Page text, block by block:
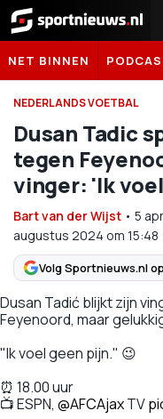
Sportnieuws.nl
NET BINNEN
NEDERLANDS VOETBAL
Dusan Tadic
tegen
vinger: 'Ik
Bart van der Wijst • 5
augustus 2024 om 15:48
Volg Sportnieuws.nl
Dusan Tadić blijkt zijn
Feyenoord, maar
"Ik voel geen pijn." 😉
⏰ 18.00 uur
📺 ESPN, @AFCAjaxTV